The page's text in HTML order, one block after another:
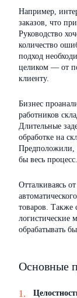
Например,
заказов, что
Руководство
количество
подход
целиком — от
клиенту.
Бизнес
работников
Длительные
обработке на
Предположили,
бы весь процесс.
Отталкиваясь
товаров. Также
логистические
обрабатывать
Основные